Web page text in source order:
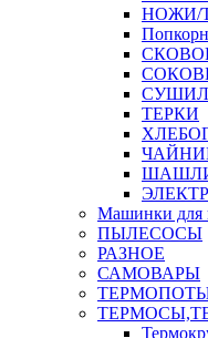
НОЖИ/
ТЕРКИ
Машинки для
ПЫЛЕСОСЫ
РАЗНОЕ
САМОВАРЫ